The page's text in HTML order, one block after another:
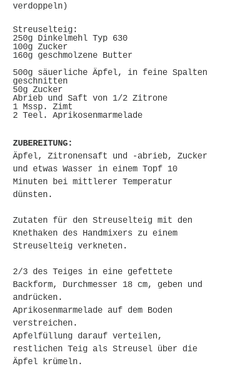
verdoppeln)
Streuselteig:
250g Dinkelmehl Typ 630
100g Zucker
160g geschmolzene Butter
500g säuerliche Äpfel, in feine Spalten
geschnitten
50g Zucker
Abrieb und Saft von 1/2 Zitrone
1 Mssp. Zimt
2 Teel. Aprikosenmarmelade
ZUBEREITUNG:
Äpfel, Zitronensaft und -abrieb, Zucker
und etwas Wasser in einem Topf 10
Minuten bei mittlerer Temperatur
dünsten.
Zutaten für den Streuselteig mit den
Knethaken des Handmixers zu einem
Streuselteig verkneten.
2/3 des Teiges in eine gefettete
Backform, Durchmesser 18 cm, geben und
andrücken.
Aprikosenmarmelade auf dem Boden
verstreichen.
Apfelfüllung darauf verteilen,
restlichen Teig als Streusel über die
Äpfel krümeln.